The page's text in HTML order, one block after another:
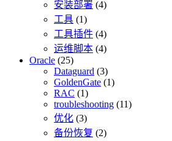
安装部署 (4)
工具 (1)
工具插件 (4)
运维脚本 (4)
Oracle (25)
Dataguard (3)
GoldenGate (1)
RAC (1)
troubleshooting (11)
优化 (3)
备份恢复 (2)